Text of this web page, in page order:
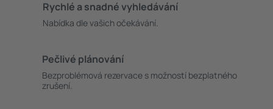
Rychlé a snadné vyhledávání
Nabídka dle vašich očekávání.
Pečlivé plánování
Bezproblémová rezervace s možností bezplatného
zrušení.